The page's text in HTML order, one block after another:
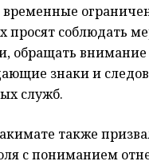
временные
соблюдать
обращать
знаки и
служб.
также
с пониманием